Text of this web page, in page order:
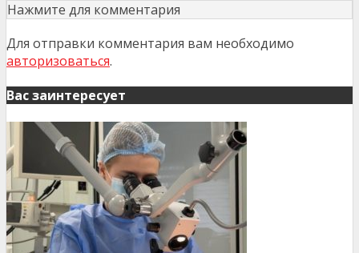
Нажмите для комментария
Для отправки комментария вам необходимо
авторизоваться.
Вас заинтересует